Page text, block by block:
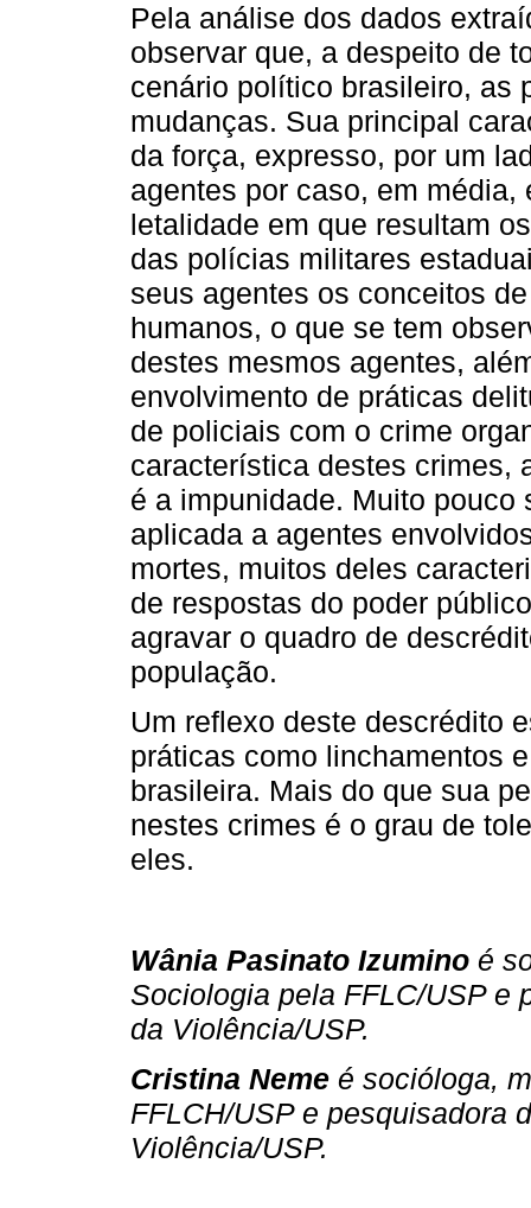
Pela análise dos dados
observar que, a despeito de
cenário político brasileiro, as
mudanças. Sua principal
da força, expresso, por um
agentes por caso, em
letalidade em que resultam
das polícias militares
seus agentes os conceitos
humanos, o que se tem
destes mesmos agentes,
envolvimento de práticas
de policiais com o crime
característica destes crimes,
é a impunidade. Muito
aplicada a agentes
mortes, muitos deles
de respostas do poder
agravar o quadro de
população.
Um reflexo deste descrédito
práticas como linchamentos
brasileira. Mais do que sua
nestes crimes é o grau de
eles.
Wânia Pasinato Izumino é
Sociologia pela FFLC/USP e
da Violência/USP.
Cristina Neme é socióloga,
FFLCH/USP e pesquisadora
Violência/USP.